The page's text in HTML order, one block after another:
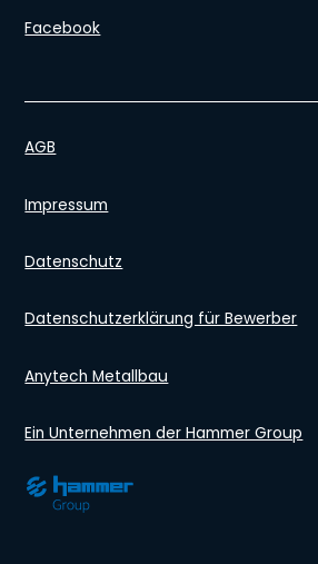
Facebook
AGB
Impressum
Datenschutz
Datenschutzerklärung für Bewerber
Anytech Metallbau
Ein Unternehmen der Hammer Group